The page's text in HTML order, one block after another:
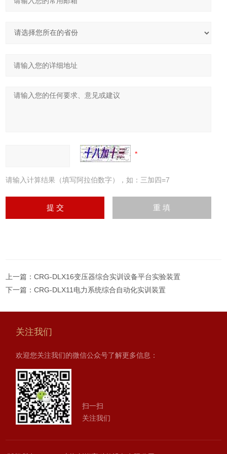
请输入计算结果（填写阿拉伯数字），如：三加四=7
上一篇：CRG-DLX16变压器综合实训设备平台实验装置
下一篇：CRG-DLX11电力系统综合自动化实训装置
关注我们
欢迎您关注我们的微信公众号了解更多信息：
扫一扫
关注我们